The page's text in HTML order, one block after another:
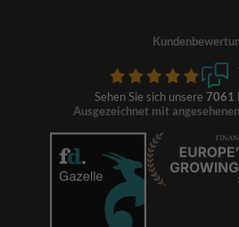
Sehen Sie sich unsere 7061
Ausgezeichnet mit